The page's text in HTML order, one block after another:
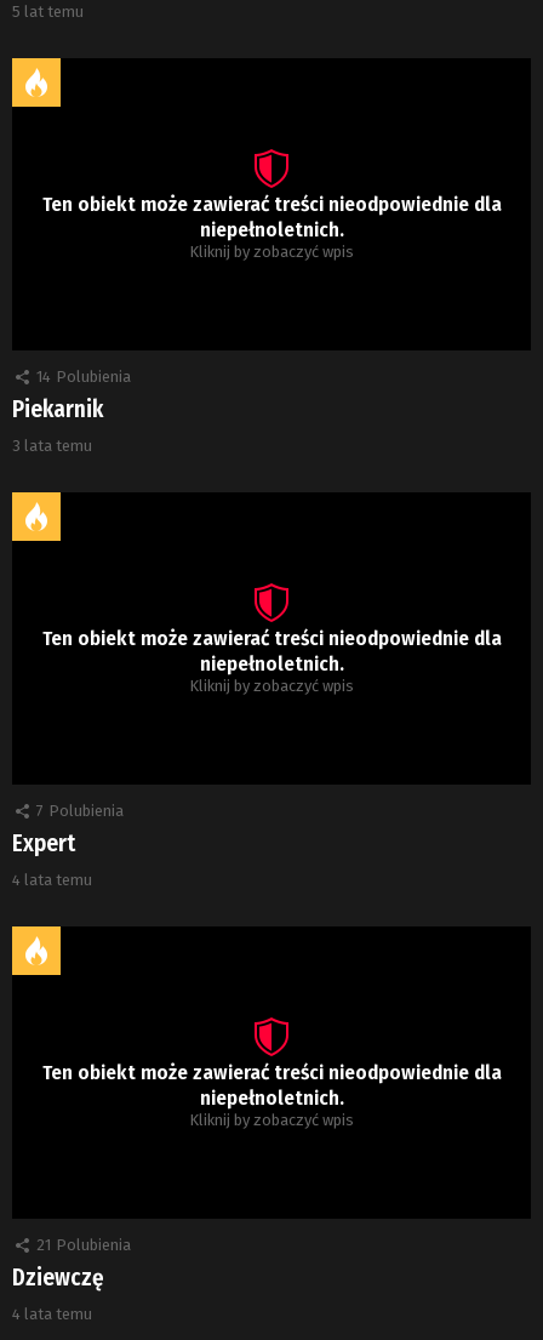
5 lat temu
Ten obiekt może zawierać treści nieodpowiednie dla
niepełnoletnich.
Kliknij by zobaczyć wpis
14 Polubienia
Piekarnik
3 lata temu
Ten obiekt może zawierać treści nieodpowiednie dla
niepełnoletnich.
Kliknij by zobaczyć wpis
7 Polubienia
Expert
4 lata temu
Ten obiekt może zawierać treści nieodpowiednie dla
niepełnoletnich.
Kliknij by zobaczyć wpis
21 Polubienia
Dziewczę
4 lata temu